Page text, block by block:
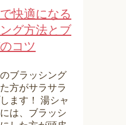
快適になる
グ方法とブ
コツ
ブラッシング
方がサラサラ
ます！ 湯シャ
は、ブラッシ